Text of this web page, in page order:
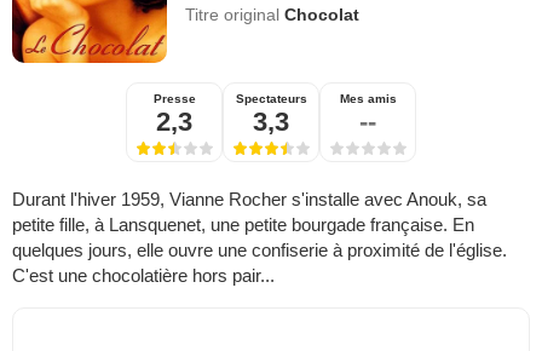
Titre originalChocolat
Presse
2,3
Spectateurs
3,3
Mes amis
--
Durant l'hiver 1959, Vianne Rocher s'installe avec Anouk, sa
petite fille, à Lansquenet, une petite bourgade française. En
quelques jours, elle ouvre une confiserie à proximité de l'église.
C'est une chocolatière hors pair...